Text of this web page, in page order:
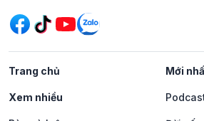
Trang chủ Mới
Xem nhiều